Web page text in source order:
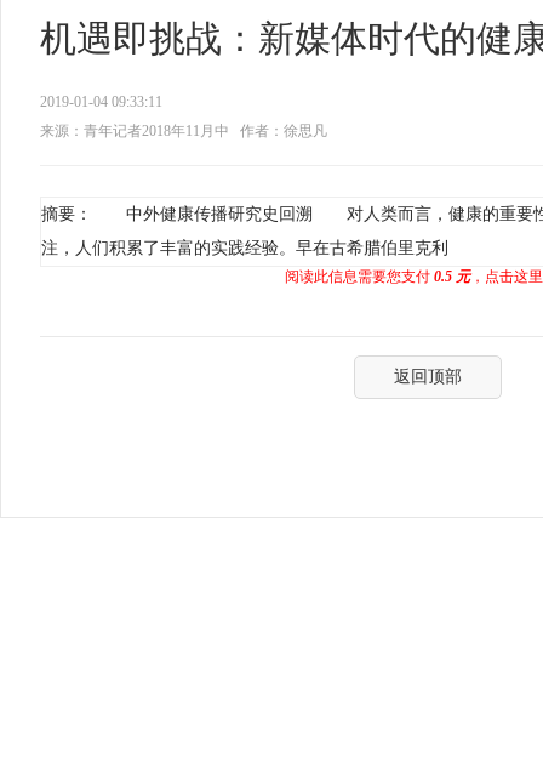
机遇即挑战：新媒体时代的健
2019-01-04 09:33:11
来源：青年记者2018年11月中
作者：徐思凡
摘要： 中外健康传播研究史回溯 对人类而言，健康的重要性
注，人们积累了丰富的实践经验。早在古希腊伯里克利
阅读此信息需要您支付 0.5 元，点击这
返回顶部